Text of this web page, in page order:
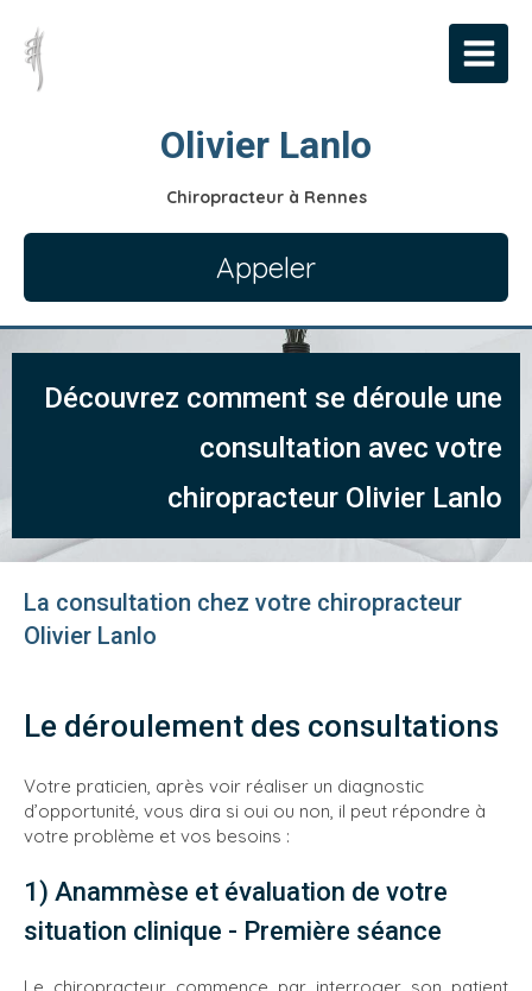
Olivier Lanlo
Chiropracteur à Rennes
Appeler
Découvrez comment se déroule une
consultation avec votre
chiropracteur Olivier Lanlo
La consultation chez votre chiropracteur
Olivier Lanlo
Le déroulement des consultations
Votre praticien, après voir réaliser un diagnostic
d’opportunité, vous dira si oui ou non, il peut répondre à
votre problème et vos besoins :
1) Anammèse et évaluation de votre
situation clinique - Première séance